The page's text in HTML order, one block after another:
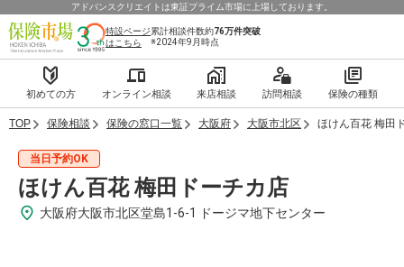
アドバンスクリエイトは東証プライム市場に上場しております。
特設ページ
はこちら
累計相談件数約76万件突破
※2024年9月時点
初めての方 オンライン相談 来店相談 訪問相談 保険の種類
TOP 保険相談 保険の窓口一覧 大阪府 大阪市北区 ほけん百花 梅田
当日予約OK
ほけん百花 梅田ドーチカ店
大阪府大阪市北区堂島1-6-1 ドージマ地下センター